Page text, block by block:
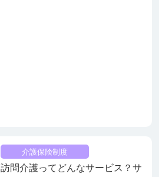
介護保険制度
訪問介護ってどんなサービス？サ